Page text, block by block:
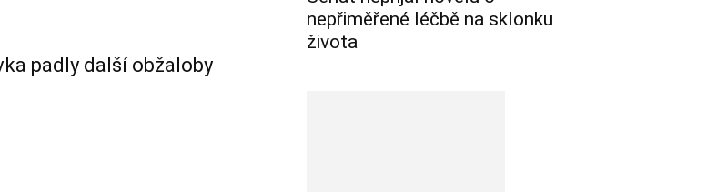
padly další obžaloby
nepřiměřené léčbě na sklonku
života